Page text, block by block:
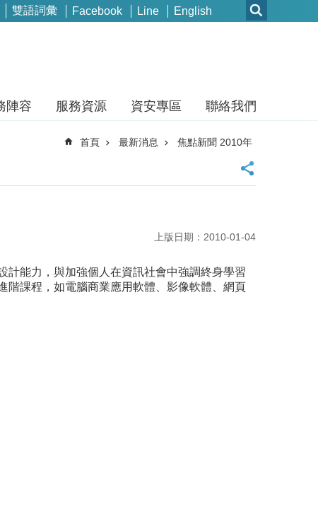
雙語詞彙 Facebook Line English
陣容 服務資源 資安專區 聯絡我們
首頁 最新消息 焦點新聞 2010年
上版日期：2010-01-04
計能力，與加強個人在資訊社會中強調終身學習
階課程，如電腦商業應用軟體、影像軟體、網頁